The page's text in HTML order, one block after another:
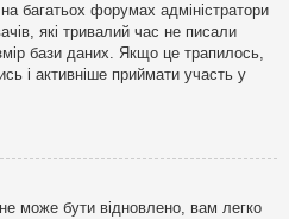
багатьох форумах адміністратори
які тривалий час не писали
бази даних. Якщо це трапилось,
і активніше приймати участь у
може бути відновлено, вам легко